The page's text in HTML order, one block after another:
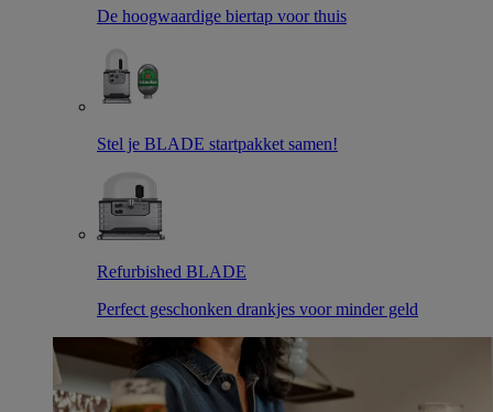
De hoogwaardige biertap voor thuis
Stel je BLADE startpakket samen!
Refurbished BLADE
Perfect geschonken drankjes voor minder geld